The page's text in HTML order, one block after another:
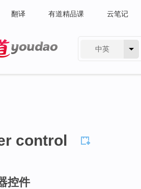
翻译 有道精品课 云笔记
中英
control
控件